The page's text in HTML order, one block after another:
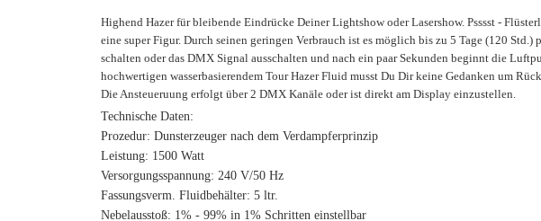
Highend Hazer für bleibende Eindrücke Deiner Lightshow oder Lasershow. Psssst -
eine super Figur. Durch seinen geringen Verbrauch ist es möglich bis zu 5 Tage (120
schalten oder das DMX Signal ausschalten und nach ein paar Sekunden beginnt die
hochwertigen wasserbasierendem Tour Hazer Fluid musst Du Dir keine Gedanken um
Die Ansteueruung erfolgt über 2 DMX Kanäle oder ist direkt am Display einzustellen.
Technische Daten:
Prozedur: Dunsterzeuger nach dem Verdampferprinzip
Leistung: 1500 Watt
Versorgungsspannung: 240 V/50 Hz
Fassungsverm. Fluidbehälter: 5 ltr.
Nebelausstoß: 1% - 99% in 1% Schritten einstellbar